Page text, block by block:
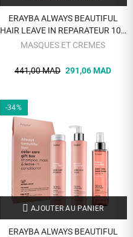
ERAYBA ALWAYS BEAUTIFUL
HAIR LEAVE IN REPARATEUR 100
ML
MASQUES ET CREMES
441,00 MAD 291,06 MAD
-34%
AJOUTER AU PANIER
ERAYBA ALWAYS BEAUTIFUL